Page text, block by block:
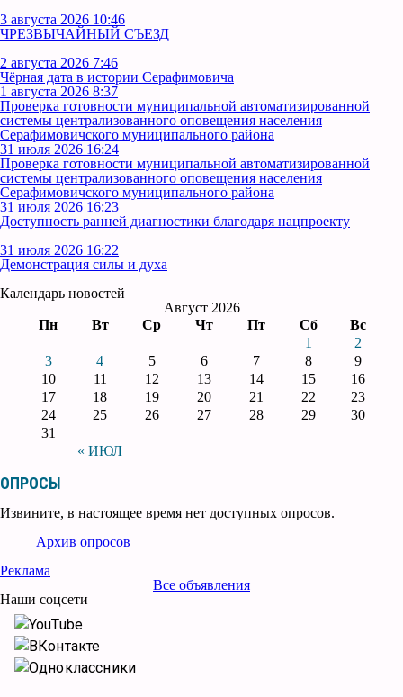
3 августа 2026 10:46
ЧРЕЗВЫЧАЙНЫЙ СЪЕЗД
2 августа 2026 7:46
Чёрная дата в истории Серафимовича
1 августа 2026 8:37
Проверка готовности муниципальной автоматизированной
системы централизованного оповещения населения
Серафимовичского муниципального района
31 июля 2026 16:24
Проверка готовности муниципальной автоматизированной
системы централизованного оповещения населения
Серафимовичского муниципального района
31 июля 2026 16:23
Доступность ранней диагностики благодаря нацпроекту
31 июля 2026 16:22
Демонстрация силы и духа
Календарь новостей
Август 2026
Пн
Вт Ср Чт Пт Сб Вс
« ИЮЛ
1
2
3
4 5 6 7 8
9
10
11 12 13 14 15
16
17
18 19 20 21 22
23
24
25 26 27 28 29
30
31
ОПРОСЫ
Извините, в настоящее время нет доступных опросов.
Архив опросов
Реклама
Все объявления
Наши соцсети
YouTube
ВКонтакте
Одноклассники